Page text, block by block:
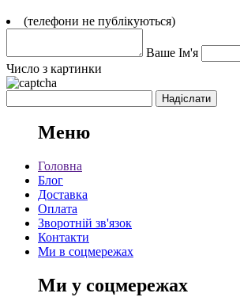
(телефони не публікуються)
Ваше Ім'я
Число з картинки
Меню
Головна
Блог
Доставка
Оплата
Зворотній зв'язок
Контакти
Ми в соцмережах
Ми у соцмережах